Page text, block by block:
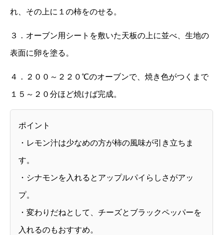
れ、その上に１の柿をのせる。
３．オーブン用シートを敷いた天板の上に並べ、生地の
表面に卵を塗る。
４．２００～２２０℃のオーブンで、焼き色がつくまで
１５～２０分ほど焼けば完成。
ポイント
・レモン汁は少なめの方が柿の風味が引き立ちま
す。
・シナモンを入れるとアップルパイらしさがアッ
プ。
・変わりだねとして、チーズとブラックペッパーを
入れるのもおすすめ。